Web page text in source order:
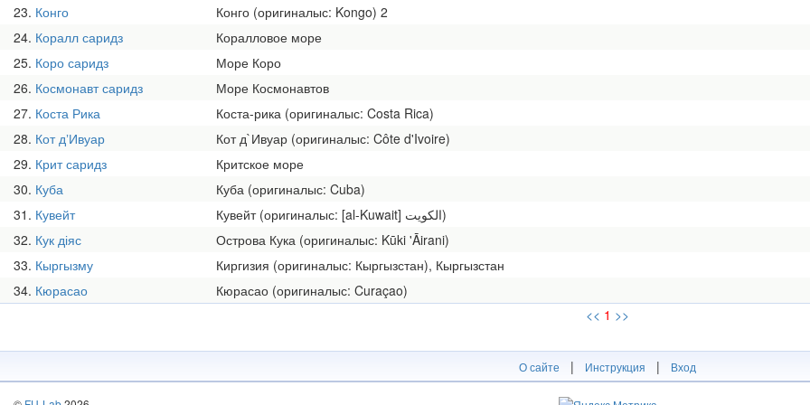
23 Конго
Конго (оригиналыс: Kongo) 2
24 Коралл саридз
Коралловое море
25 Коро саридз
Море Коро
26 Космонавт саридз
Море Космонавтов
27 Коста Рика
Коста-рика (оригиналыс: Costa Rica)
28 Кот дʼИвуар
Кот д`Ивуар (оригиналыс: Côte d'Ivoire)
29 Крит саридз
Критское море
30 Куба
Куба (оригиналыс: Cuba)
31 Кувейт
Кувейт (оригиналыс: [al-Kuwait] الكويت)
32 Кук діяс
Острова Кука (оригиналыс: Kūki 'Āirani)
33 Кыргызму
Киргизия (оригиналыс: Кыргызстан), Кыргызстан
34 Кюрасао
Кюрасао (оригиналыс: Curaçao)
<< 1 >>
О сайте | Инструкция | Вход